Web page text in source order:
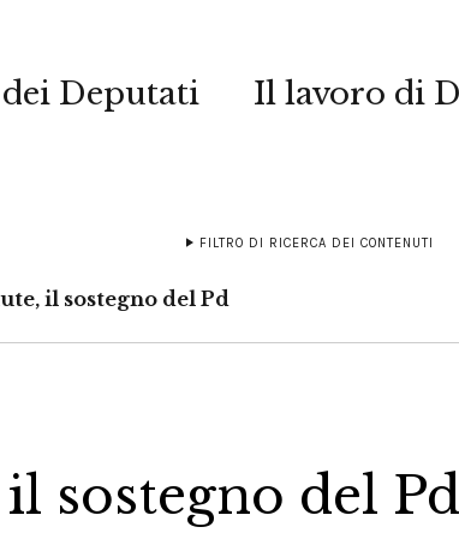
Deputati Il lavoro di
FILTRO DI RICERCA DEI CONTENUTI
il sostegno del Pd
sostegno del Pd